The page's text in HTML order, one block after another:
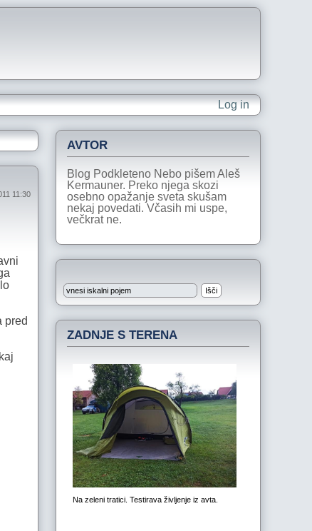
Log in
11:30
pred
AVTOR
Blog Podkleteno Nebo pišem Aleš
Kermauner. Preko njega skozi
osebno opažanje sveta skušam
nekaj povedati. Včasih mi uspe,
večkrat ne.
ZADNJE S TERENA